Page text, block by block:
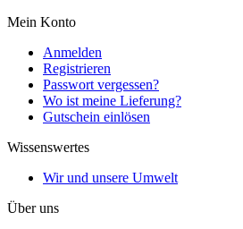
Mein Konto
Anmelden
Registrieren
Passwort vergessen?
Wo ist meine Lieferung?
Gutschein einlösen
Wissenswertes
Wir und unsere Umwelt
Über uns